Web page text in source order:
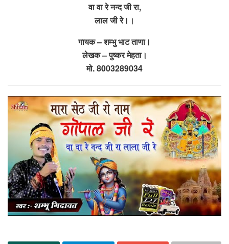
वा वा रे नन्द जी रा,
लाल जी रे।।
गायक – शम्भु भाट ताणा।
लेखक – पुष्कर मेहता।
मो. 8003289034